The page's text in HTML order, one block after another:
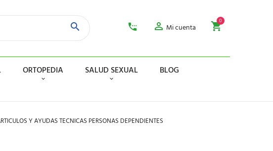
Mi cuenta
0
ORTOPEDIA SALUD SEXUAL
BLOG
Y AYUDAS TECNICAS PERSONAS DEPENDIENTES